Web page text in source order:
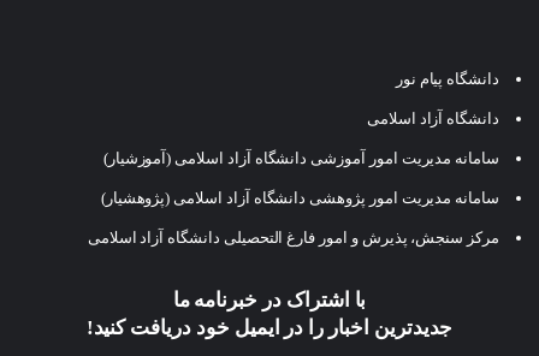
دانشگاه پیام نور
دانشگاه آزاد اسلامی
سامانه مدیریت امور آموزشی دانشگاه آزاد اسلامی (آموزشیار)
سامانه مدیریت امور پژوهشی دانشگاه آزاد اسلامی (پژوهشیار)
مرکز سنجش، پذیرش و امور فارغ التحصیلی دانشگاه آزاد اسلامی
با اشتراک در خبرنامه ما
جدیدترین اخبار را در ایمیل خود دریافت کنید!